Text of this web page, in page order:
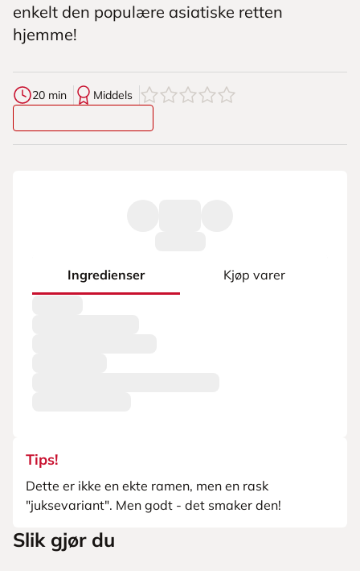
enkelt den populære asiatiske retten
hjemme!
20 min Middels 0av5stjerner
Ingredienser Kjøp varer
Tips!
Dette er ikke en ekte ramen, men en rask
"juksevariant". Men godt - det smaker den!
Slik gjør du